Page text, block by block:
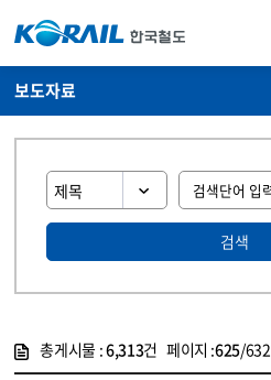
보도자료
검색
총게시물 :6,313건 페이지 :625/632